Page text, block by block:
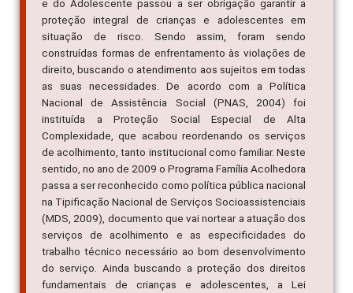
e do Adolescente passou a ser obrigação garantir a
proteção integral de crianças e adolescentes em
situação de risco. Sendo assim, foram sendo
construídas formas de enfrentamento às violações de
direito, buscando o atendimento aos sujeitos em todas
as suas necessidades. De acordo com a Política
Nacional de Assistência Social (PNAS, 2004) foi
instituída a Proteção Social Especial de Alta
Complexidade, que acabou reordenando os serviços
de acolhimento, tanto institucional como familiar. Neste
sentido, no ano de 2009 o Programa Família Acolhedora
passa a ser reconhecido como política pública nacional
na Tipificação Nacional de Serviços Socioassistenciais
(MDS, 2009), documento que vai nortear a atuação dos
serviços de acolhimento e as especificidades do
trabalho técnico necessário ao bom desenvolvimento
do serviço. Ainda buscando a proteção dos direitos
fundamentais de crianças e adolescentes, a Lei